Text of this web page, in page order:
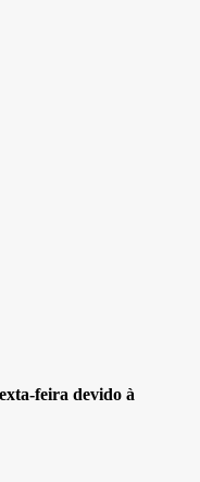
feira devido à